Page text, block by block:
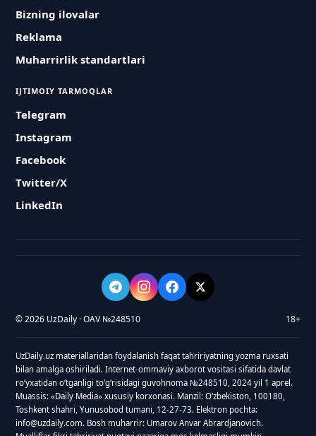
Bizning ilovalar
Reklama
Muharrirlik standartlari
IJTIMOIY TARMOQLAR
Telegram
Instagram
Facebook
Twitter/X
LinkedIn
© 2026 UzDaily · OAV №248510 18+
UzDaily.uz materiallaridan foydalanish faqat tahririyatning yozma ruxsati
bilan amalga oshiriladi. Internet-ommaviy axborot vositasi sifatida davlat
roʻyxatidan oʻtganligi toʻgʻrisidagi guvohnoma №248510, 2024 yil 1 aprel.
Muassis: «Daily Media» xususiy korxonasi. Manzil: Oʻzbekiston, 100180,
Toshkent shahri, Yunusobod tumani, 12-27-73. Elektron pochta:
info@uzdaily.com. Bosh muharrir: Umarov Anvar Abrardjanovich.